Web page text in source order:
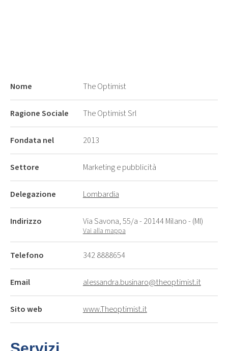
Nome The Optimist
Ragione Sociale The Optimist Srl
Fondata nel 2013
Settore Marketing e pubblicità
Delegazione Lombardia
Indirizzo Via Savona, 55/a - 20144 Milano - (MI)
Vai alla mappa
Telefono 342 8888654
Email alessandra.businaro@theoptimist.it
Sito web www.Theoptimist.it